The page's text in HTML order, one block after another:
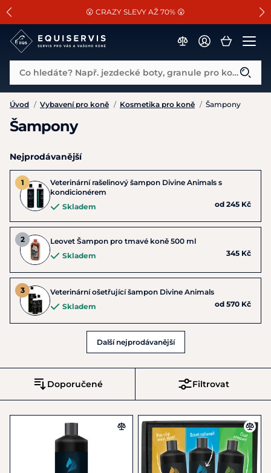
SLEVA 13% na vše od Cassini!
😮 CRAZY SLEVY AŽ 70% 😮
📐Pasování a doplňky k vybraným sedlům ZDARMA 🐴
Co hledáte? Např. jezdecké boty, granule pro koně...
Úvod / Vybavení pro koně / Kosmetika pro koně / Šampony
Šampony
Nejprodávanější
Veterinární rašelinový šampon Divine Animals s
kondicionérem
Skladem
od 245 Kč
Leovet Šampon pro tmavé koně 500 ml
Skladem
345 Kč
Veterinární ošetřující šampon Divine Animals
Skladem
od 570 Kč
Další nejprodávanější
Filtrovat
Doporučené